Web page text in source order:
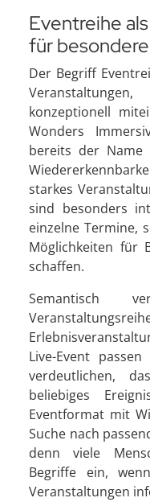
Eventreihe
für
Der Begriff
konzeptionell
Wonders
bereits der
starkes
sind besonders
einzelne Termine,
Möglichkeiten für
schaffen.
Semantisch
Live-Event
verdeutlichen,
beliebiges
Eventformat mit
Suche nach
denn viele
Begriffe ein,
Veranstaltungen